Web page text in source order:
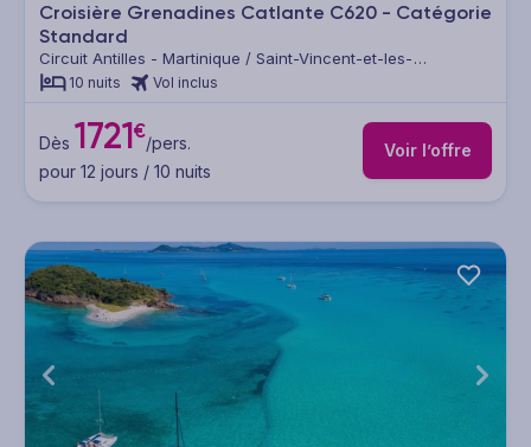
Croisière Grenadines Catlante C620 - Catégorie
Standard
Circuit Antilles - Martinique / Saint-Vincent-et-les-
Grenadines / Sainte Lucie / Guadeloupe
10 nuits Vol inclus
Dès 1721€/pers.
pour 12 jours / 10 nuits
Voir l’offre